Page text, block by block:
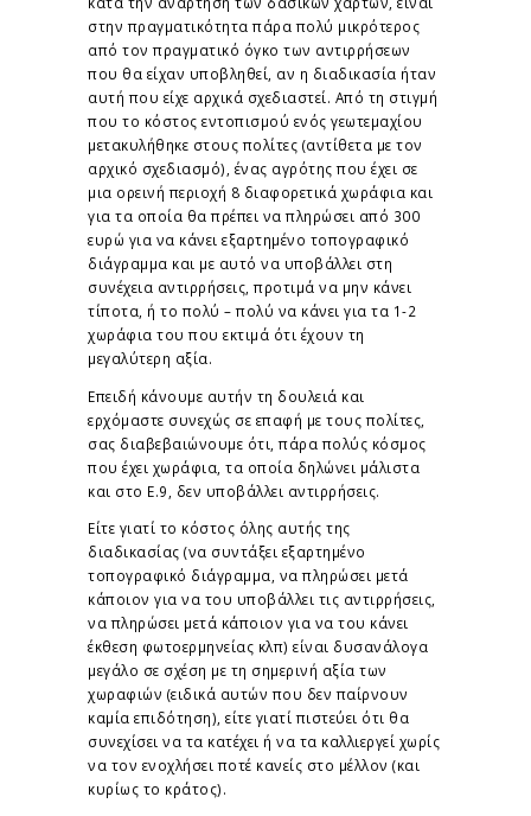
στην πραγματικότητα πάρα πολύ μικρότερος
από τον πραγματικό όγκο των αντιρρήσεων
που θα είχαν υποβληθεί, αν η διαδικασία ήταν
αυτή που είχε αρχικά σχεδιαστεί. Από τη στιγμή
που το κόστος εντοπισμού ενός γεωτεμαχίου
μετακυλήθηκε στους πολίτες (αντίθετα με τον
αρχικό σχεδιασμό), ένας αγρότης που έχει σε
μια ορεινή περιοχή 8 διαφορετικά χωράφια και
για τα οποία θα πρέπει να πληρώσει από 300
ευρώ για να κάνει εξαρτημένο τοπογραφικό
διάγραμμα και με αυτό να υποβάλλει στη
συνέχεια αντιρρήσεις, προτιμά να μην κάνει
τίποτα, ή το πολύ – πολύ να κάνει για τα 1-2
χωράφια του που εκτιμά ότι έχουν τη
μεγαλύτερη αξία.
Επειδή κάνουμε αυτήν τη δουλειά και
ερχόμαστε συνεχώς σε επαφή με τους πολίτες,
σας διαβεβαιώνουμε ότι, πάρα πολύς κόσμος
που έχει χωράφια, τα οποία δηλώνει μάλιστα
και στο Ε.9, δεν υποβάλλει αντιρρήσεις.
Είτε γιατί το κόστος όλης αυτής της
διαδικασίας (να συντάξει εξαρτημένο
τοπογραφικό διάγραμμα, να πληρώσει μετά
κάποιον για να του υποβάλλει τις αντιρρήσεις,
να πληρώσει μετά κάποιον για να του κάνει
έκθεση φωτοερμηνείας κλπ) είναι δυσανάλογα
μεγάλο σε σχέση με τη σημερινή αξία των
χωραφιών (ειδικά αυτών που δεν παίρνουν
καμία επιδότηση), είτε γιατί πιστεύει ότι θα
συνεχίσει να τα κατέχει ή να τα καλλιεργεί χωρίς
να τον ενοχλήσει ποτέ κανείς στο μέλλον (και
κυρίως το κράτος).